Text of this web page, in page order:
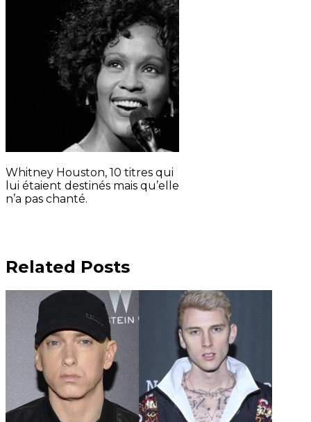
Whitney Houston, 10 titres qui
lui étaient destinés mais qu’elle
n’a pas chanté.
Related Posts